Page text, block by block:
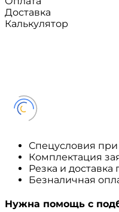
Доставка
Калькулятор
Спецусловия при
Комплектация
Резка и
Безналичная
Нужна помощь с